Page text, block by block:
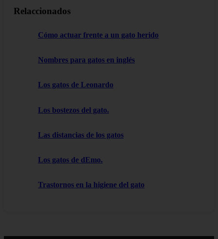
Relaccionados
Cómo actuar frente a un gato herido
Nombres para gatos en inglés
Los gatos de Leonardo
Los bostezos del gato.
Las distancias de los gatos
Los gatos de dEmo.
Trastornos en la higiene del gato